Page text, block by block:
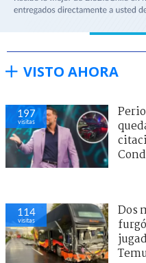
VISTO AHORA
197
visitas
114
visitas
Dos